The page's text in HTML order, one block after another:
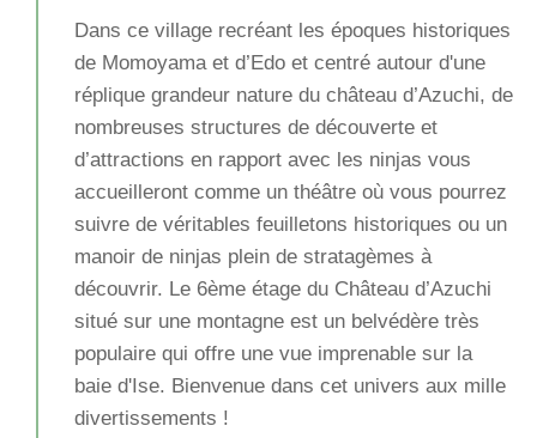
Dans ce village recréant les époques historiques
de Momoyama et d’Edo et centré autour d'une
réplique grandeur nature du château d’Azuchi, de
nombreuses structures de découverte et
d’attractions en rapport avec les ninjas vous
accueilleront comme un théâtre où vous pourrez
suivre de véritables feuilletons historiques ou un
manoir de ninjas plein de stratagèmes à
découvrir. Le 6ème étage du Château d’Azuchi
situé sur une montagne est un belvédère très
populaire qui offre une vue imprenable sur la
baie d'Ise. Bienvenue dans cet univers aux mille
divertissements !